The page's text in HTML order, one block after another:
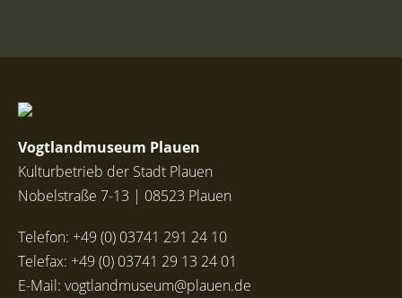
Vogtlandmuseum Plauen
Kulturbetrieb der Stadt Plauen
Nobelstraße 7-13 | 08523 Plauen
Telefon: +49 (0) 03741 291 24 10
Telefax: +49 (0) 03741 29 13 24 01
E-Mail: vogtlandmuseum@plauen.de